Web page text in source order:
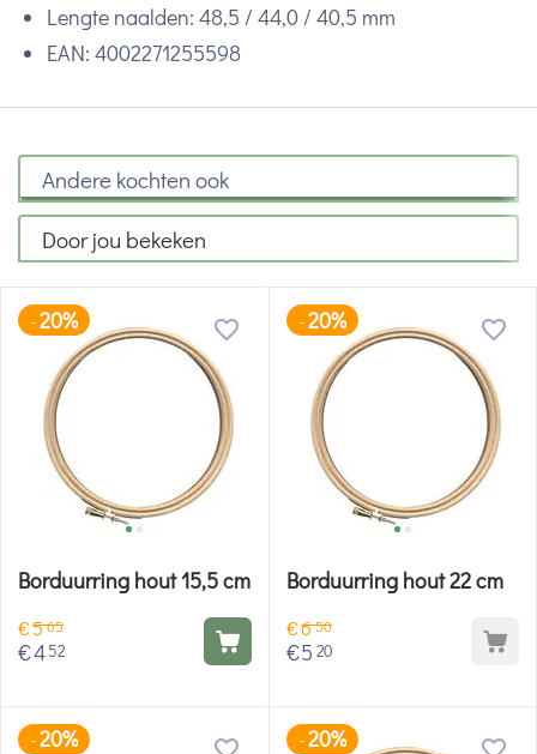
Lengte naalden: 48,5 / 44,0 / 40,5 mm
EAN: 4002271255598
Andere kochten ook
Door jou bekeken
-20%
Borduurring hout 15,5 cm
€565
€4 52
-20%
Borduurring hout 22 cm
€650
€5 20
-20% -20%